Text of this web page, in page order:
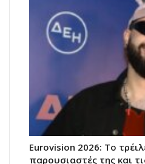
Eurovision 2026: Το
παρουσιαστές της και